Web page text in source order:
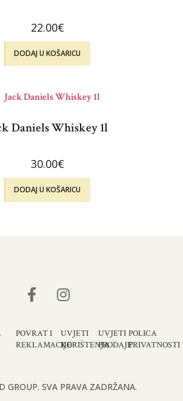
22.00€
DODAJ U KOŠARICU
Daniels Whiskey 1l
30.00€
DODAJ U KOŠARICU
POVRAT I
REKLAMACIJE
UVJETI
KORIŠTENJA
UVJETI
PRODAJE
POLICA
PRIVATNOSTI
GROUP. SVA PRAVA ZADRŽANA.